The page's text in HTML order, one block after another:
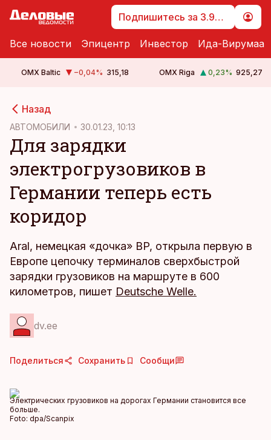
Подпишитесь за 3.99 €
Все новости Эпицентр Инвестор Ида-Вирумаа
OMX Baltic −0,04% 315,18 OMX Riga 0,23% 925,27
Назад
АВТОМОБИЛИ 30.01.23, 10:13
Для зарядки
электрогрузовиков в
Германии теперь есть
коридор
Aral, немецкая «дочка» BP, открыла первую в
Европе цепочку терминалов сверхбыстрой
зарядки грузовиков на маршруте в 600
километров, пишет Deutsche Welle.
dv.ee
Поделиться Сохранить Сообщи
Электрических грузовиков на дорогах Германии становится все
больше.
Foto: dpa/Scanpix